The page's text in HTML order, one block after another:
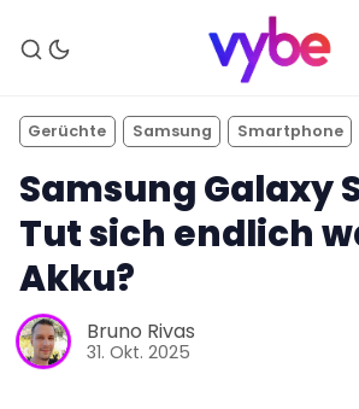
Gerüchte Samsung Smartphone
Samsung Galaxy
Tut sich endlich
Akku?
Bruno Rivas
31. Okt. 2025